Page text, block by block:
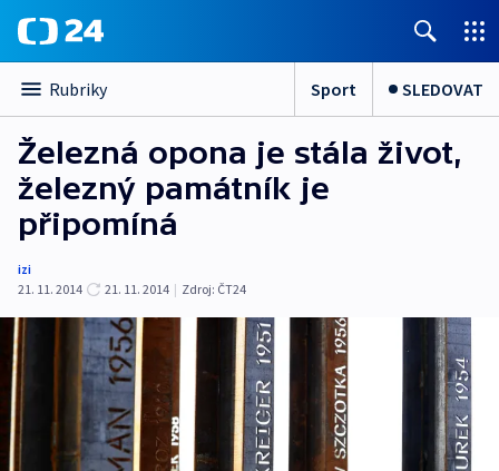
Rubriky Sport SLEDOVAT
Železná opona je stála život,
železný památník je
připomíná
izi
21. 11. 2014
21. 11. 2014 | Zdroj: ČT24